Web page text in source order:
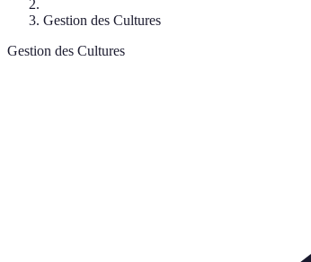
Gestion des Cultures
Gestion des Cultures